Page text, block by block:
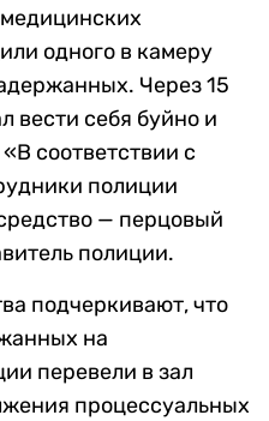
одного в камеру
Через 15
вести себя буйно и
соответствии с
полиции
— перцовый
полиции.
подчеркивают, что
на
перевели в зал
процессуальных